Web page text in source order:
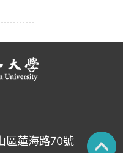
區蓮海路70號